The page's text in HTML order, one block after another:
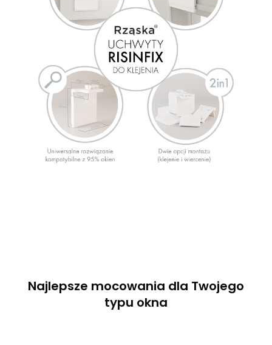
Najlepsze mocowania dla Twojego
typu okna